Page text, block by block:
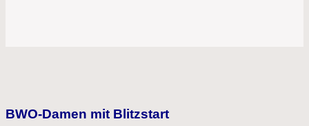
BWO-Damen mit Blitzstart